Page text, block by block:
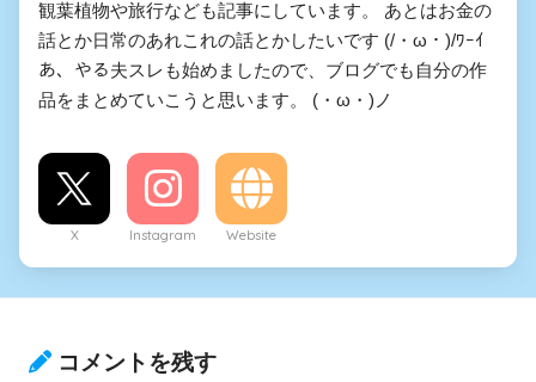
観葉植物や旅行なども記事にしています。 あとはお金の
話とか日常のあれこれの話とかしたいです (/・ω・)/ﾜｰｲ
あ、やる夫スレも始めましたので、ブログでも自分の作
品をまとめていこうと思います。 (・ω・)ノ
X Instagram Website
コメントを残す